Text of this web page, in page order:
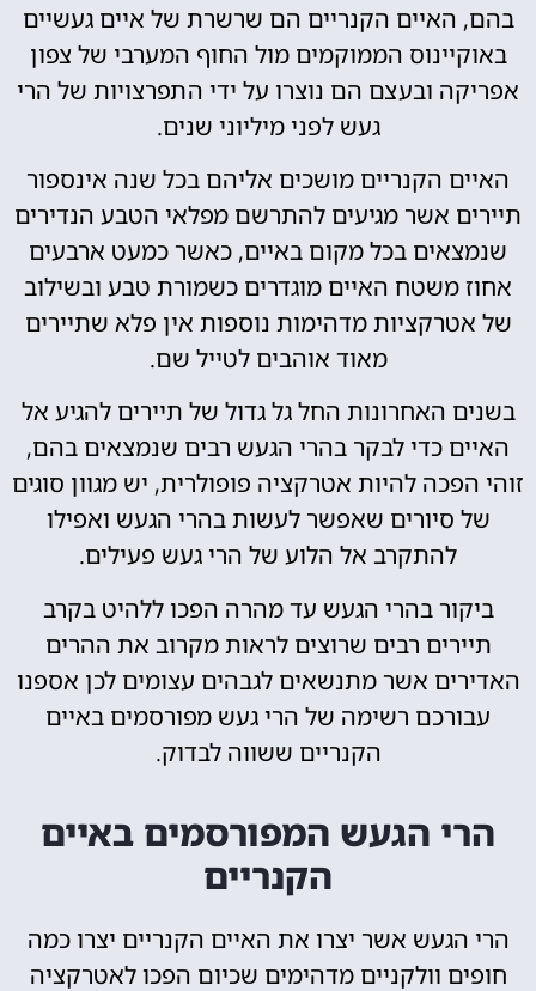
בהם, האיים הקנריים הם שרשרת של איים געשיים
באוקיינוס ​​הממוקמים מול החוף המערבי של צפון
אפריקה ובעצם הם נוצרו על ידי התפרצויות של הרי
געש לפני מיליוני שנים.
האיים הקנריים מושכים אליהם בכל שנה אינספור
תיירים אשר מגיעים להתרשם מפלאי הטבע הנדירים
שנמצאים בכל מקום באיים, כאשר כמעט ארבעים
אחוז משטח האיים מוגדרים כשמורת טבע ובשילוב
של אטרקציות מדהימות נוספות אין פלא שתיירים
מאוד אוהבים לטייל שם.
בשנים האחרונות החל גל גדול של תיירים להגיע אל
האיים כדי לבקר בהרי הגעש רבים שנמצאים בהם,
זוהי הפכה להיות אטרקציה פופולרית, יש מגוון סוגים
של סיורים שאפשר לעשות בהרי הגעש ואפילו
להתקרב אל הלוע של הרי געש פעילים.
ביקור בהרי הגעש עד מהרה הפכו ללהיט בקרב
תיירים רבים שרוצים לראות מקרוב את ההרים
האדירים אשר מתנשאים לגבהים עצומים לכן אספנו
עבורכם רשימה של הרי געש מפורסמים באיים
הקנריים ששווה לבדוק.
הרי הגעש המפורסמים באיים
הקנריים
הרי הגעש אשר יצרו את האיים הקנריים יצרו כמה
חופים וולקניים מדהימים שכיום הפכו לאטרקציה